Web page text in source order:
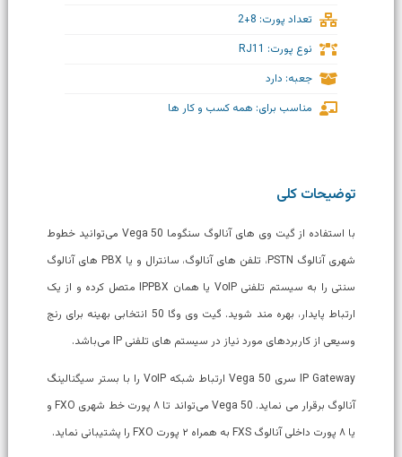
تعداد پورت: 8+2
نوع پورت: RJ11
جعبه: دارد
مناسب برای: همه کسب و کار ها
توضیحات کلی
با استفاده از گیت وی های آنالوگ سنگوما Vega 50 می‌توانيد خطوط
شهری آنالوگ PSTN، تلفن های آنالوگ، سانترال و یا PBX های آنالوگ
سنتی را به سیستم تلفنی VoIP یا همان IPPBX متصل کرده و از یک
ارتباط پایدار، بهره مند شوید. گیت وی وگا 50 انتخابی بهینه برای رنج
وسیعی از کاربردهای مورد نیاز در سیستم های تلفنی IP می‌باشد.
IP Gateway سری Vega 50 ارتباط شبکه VoIP را با بستر سیگنالینگ
آنالوگ برقرار می‌ نماید. Vega 50 می‌تواند تا ۸ پورت خط شهری FXO و
یا ۸ پورت داخلی آنالوگ FXS به همراه ۲ پورت FXO را پشتیبانی نماید.